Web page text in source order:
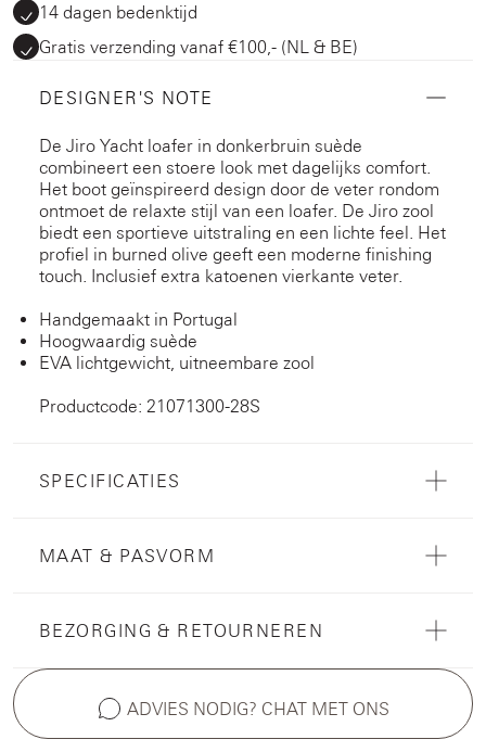
14 dagen bedenktijd
Gratis verzending vanaf €100,- (NL & BE)
DESIGNER'S NOTE
De Jiro Yacht loafer in donkerbruin suède
combineert een stoere look met dagelijks comfort.
Het boot geïnspireerd design door de veter rondom
ontmoet de relaxte stijl van een loafer. De Jiro zool
biedt een sportieve uitstraling en een lichte feel. Het
profiel in burned olive geeft een moderne finishing
touch. Inclusief extra katoenen vierkante veter.
Handgemaakt in Portugal
Hoogwaardig suède
EVA lichtgewicht, uitneembare zool
Productcode: 21071300-28S
SPECIFICATIES
MAAT & PASVORM
BEZORGING & RETOURNEREN
ADVIES NODIG? CHAT MET ONS